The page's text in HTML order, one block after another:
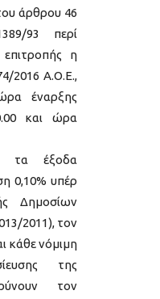
άρθρου 46
93 περί
η
2016 Α.Ο.Ε.,
έναρξης
και ώρα
τα έξοδα
0,10% υπέρ
Δημοσίων
2011), τον
κάθε νόμιμη
της
τον